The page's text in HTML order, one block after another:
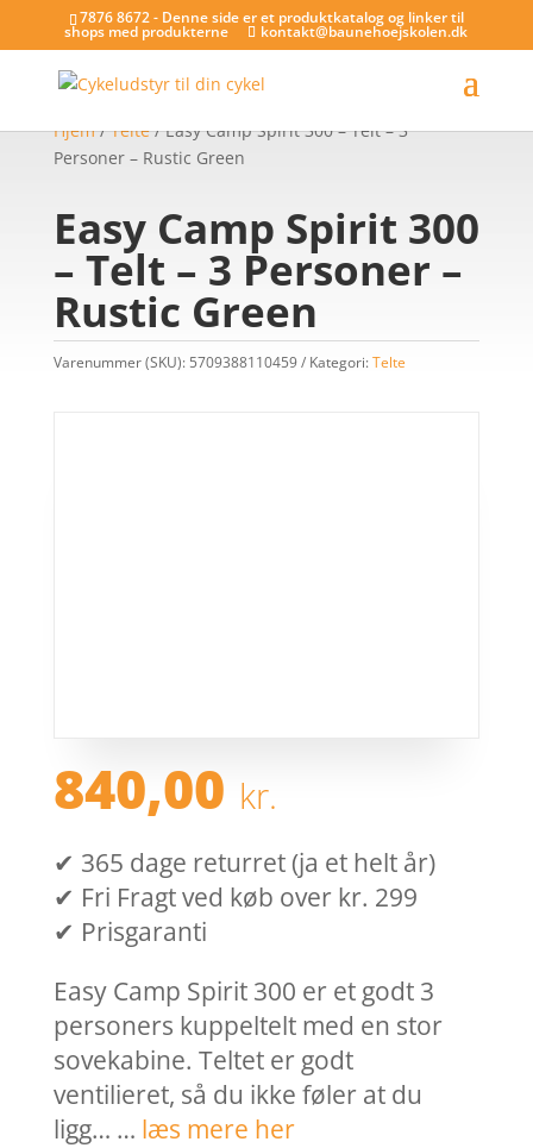
7876 8672 - Denne side er et produktkatalog og linker til
shops med produkterne kontakt@baunehoejskolen.dk
Hjem/Telte/ Easy Camp Spirit 300 – Telt – 3
Personer – Rustic Green
Easy Camp Spirit 300
– Telt – 3 Personer –
Rustic Green
Varenummer (SKU): 5709388110459 Kategori:Telte
840,00 kr.
✔ 365 dage returret (ja et helt år)
✔ Fri Fragt ved køb over kr. 299
✔ Prisgaranti
Easy Camp Spirit 300 er et godt 3
personers kuppeltelt med en stor
sovekabine. Teltet er godt
ventilieret, så du ikke føler at du
ligg… … læs mere her